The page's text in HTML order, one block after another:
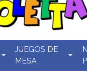
JUEGOS DE
MESA